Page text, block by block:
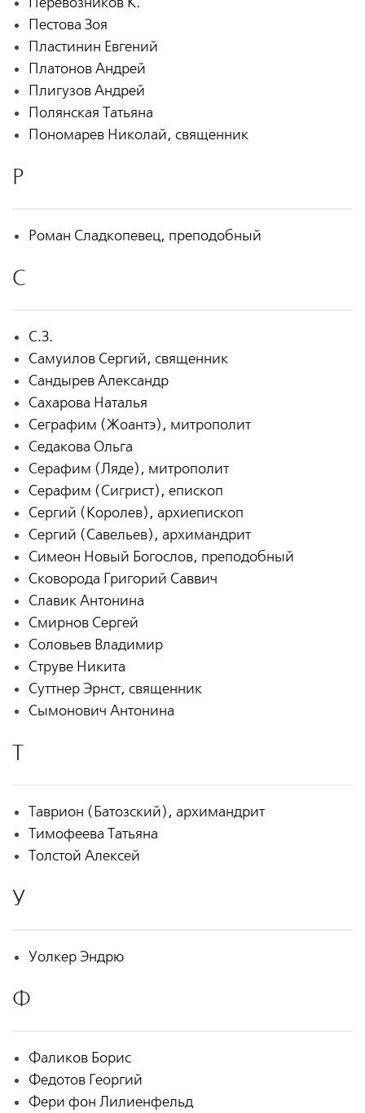
Пестова Зоя
Пластинин Евгений
Платонов Андрей
Плигузов Андрей
Полянская Татьяна
Пономарев Николай, священник
Р
Роман Сладкопевец, преподобный
С
С.З.
Самуилов Сергий, священник
Сандырев Александр
Сахарова Наталья
Сеграфим (Жоантэ), митрополит
Седакова Ольга
Серафим (Ляде), митрополит
Серафим (Сигрист), епископ
Сергий (Королев), архиепископ
Сергий (Савельев), архимандрит
Симеон Новый Богослов, преподобный
Сковорода Григорий Саввич
Славик Антонина
Смирнов Сергей
Соловьев Владимир
Струве Никита
Суттнер Эрнст, священник
Сымонович Антонина
Т
Таврион (Батозский), архимандрит
Тимофеева Татьяна
Толстой Алексей
У
Уолкер Эндрю
Ф
Фаликов Борис
Федотов Георгий
Фери фон Лилиенфельд